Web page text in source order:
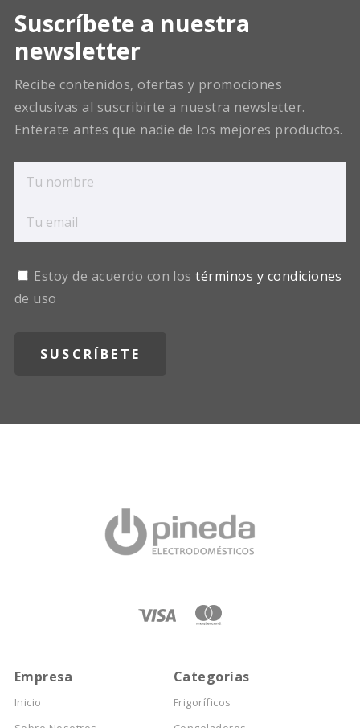
Suscríbete a nuestra
newsletter
Recibe contenidos, ofertas y promociones
exclusivas al suscribirte a nuestra newsletter.
Entérate antes que nadie de los mejores productos.
Estoy de acuerdo con lostérminos y condiciones
de uso
Empresa
Inicio
Categorías
Frigoríficos